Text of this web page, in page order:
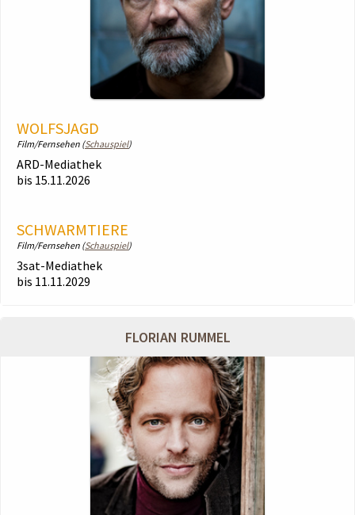
WOLFSJAGD
Film/Fernsehen (Schauspiel)
ARD-Mediathek
bis 15.11.2026
SCHWARMTIERE
Film/Fernsehen (Schauspiel)
3sat-Mediathek
bis 11.11.2029
FLORIAN RUMMEL